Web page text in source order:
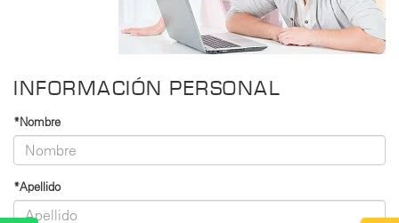
INFORMACIÓN PERSONAL
*Nombre
*Apellido